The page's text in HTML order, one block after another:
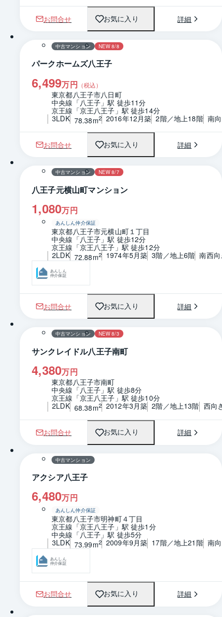
お問合せ お気に入り 詳細
1 / 0 間取り
中古マンション NEW 8/8
パークホームズ八王子
6,499万円 （税込）
東京都八王子市八日町
中央線「八王子」駅 徒歩11分
京王線「京王八王子」駅 徒歩14分
3LDK 78.38m2 2016年12月築 2階／地上18階 南
お問合せ お気に入り 詳細
1 / 0 間取り
中古マンション NEW 8/7
八王子元横山町マンション
1,080万円
あんしん仲介保証
東京都八王子市元横山町１丁目
中央線「八王子」駅 徒歩12分
京王線「京王八王子」駅 徒歩12分
2LDK 72.88m2 1974年5月築 3階／地上6階 南西
あんしん
仲介保証
お問合せ お気に入り 詳細
1 / 0 間取り
中古マンション NEW 8/3
サンクレイドル八王子南町
4,380万円
東京都八王子市南町
中央線「八王子」駅 徒歩8分
京王線「京王八王子」駅 徒歩10分
2LDK 68.38m2 2012年3月築 2階／地上13階 西向
お問合せ お気に入り 詳細
1 / 0 間取り
中古マンション
アクシア八王子
6,480万円
あんしん仲介保証
東京都八王子市明神町４丁目
京王線「京王八王子」駅 徒歩1分
中央線「八王子」駅 徒歩5分
3LDK 73.99m2 2009年9月築 17階／地上21階 南
あんしん
仲介保証
お問合せ お気に入り 詳細
1 / 0 間取り